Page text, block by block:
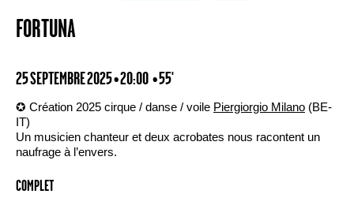
FORTUNA
25 SEPTEMBRE 2025 • 20:00 • 55'
✪ Création 2025 cirque / danse / voile Piergiorgio Milano (BE-
IT)
Un musicien chanteur et deux acrobates nous racontent un
naufrage à l’envers.
COMPLET